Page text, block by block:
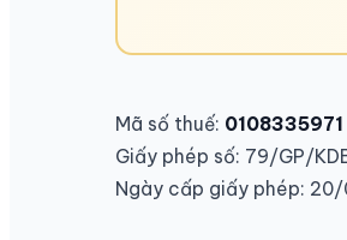
Mã số thuế: 0108335971
Giấy phép số: 79/GP/
Ngày cấp giấy phép: